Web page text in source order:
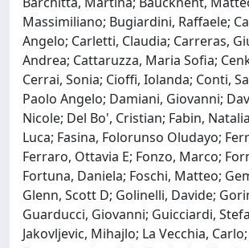
Massimiliano; Bugiardini, Raffaele;
Angelo; Carletti, Claudia; Carreras,
Andrea; Cattaruzza, Maria Sofia;
Cerrai, Sonia; Cioffi, Iolanda; Conti,
Paolo Angelo; Damiani, Giovanni;
Nicole; Del Bo', Cristian; Fabin,
Luca; Fasina, Folorunso Oludayo;
Ferraro, Ottavia E; Fonzo, Marco;
Fortuna, Daniela; Foschi, Matteo;
Glenn, Scott D; Golinelli, Davide;
Guarducci, Giovanni; Guicciardi,
Jakovljevic, Mihajlo; La Vecchia,